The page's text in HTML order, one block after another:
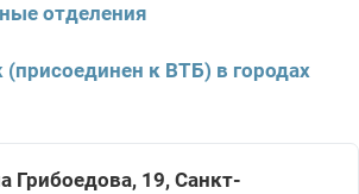
отделения
к ВТБ) в городах
Грибоедова, 19, Санкт-